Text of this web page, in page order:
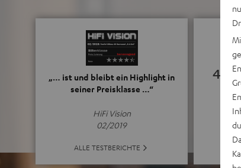
„… ist und bleibt ein Highlight in
seiner Preisklasse …“
HiFi Vision
02/2019
ALLE TESTBERICHTE
4.94